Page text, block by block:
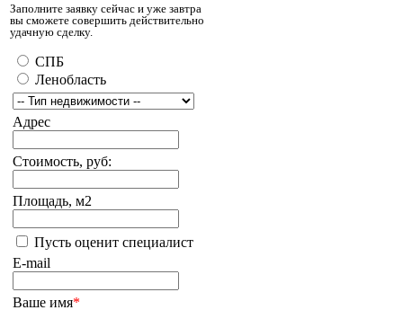
Заполните заявку сейчас и уже завтра
вы сможете совершить действительно
удачную сделку.
СПБ
Ленобласть
Адрес
Стоимость, руб:
Площадь, м2
Пусть оценит специалист
E-mail
Ваше имя*